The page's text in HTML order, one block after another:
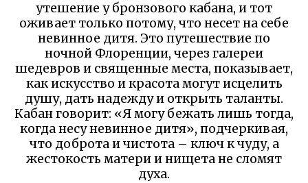
утешение у бронзового кабана, и тот
оживает только потому, что несет на себе
невинное дитя. Это путешествие по
ночной Флоренции, через галереи
шедевров и священные места, показывает,
как искусство и красота могут исцелить
душу, дать надежду и открыть таланты.
Кабан говорит: «Я могу бежать лишь тогда,
когда несу невинное дитя», подчеркивая,
что доброта и чистота – ключ к чуду, а
жестокость матери и нищета не сломят
духа.